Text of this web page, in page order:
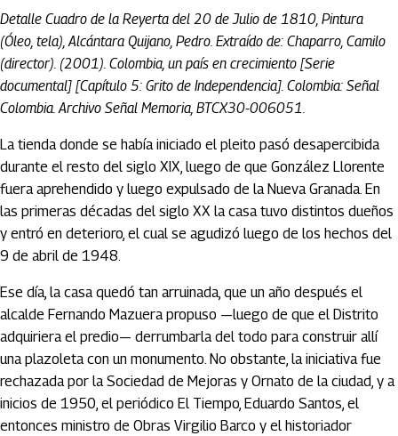
Detalle Cuadro de la Reyerta del 20 de Julio de 1810, Pintura
(Óleo, tela), Alcántara Quijano, Pedro. Extraído de: Chaparro, Camilo
(director). (2001). Colombia, un país en crecimiento [Serie
documental] [Capítulo 5: Grito de Independencia]. Colombia: Señal
Colombia. Archivo Señal Memoria, BTCX30-006051.
La tienda donde se había iniciado el pleito pasó desapercibida
durante el resto del siglo XIX, luego de que González Llorente
fuera aprehendido y luego expulsado de la Nueva Granada. En
las primeras décadas del siglo XX la casa tuvo distintos dueños
y entró en deterioro, el cual se agudizó luego de los hechos del
9 de abril de 1948.
Ese día, la casa quedó tan arruinada, que un año después el
alcalde Fernando Mazuera propuso —luego de que el Distrito
adquiriera el predio— derrumbarla del todo para construir allí
una plazoleta con un monumento. No obstante, la iniciativa fue
rechazada por la Sociedad de Mejoras y Ornato de la ciudad, y a
inicios de 1950, el periódico El Tiempo, Eduardo Santos, el
entonces ministro de Obras Virgilio Barco y el historiador